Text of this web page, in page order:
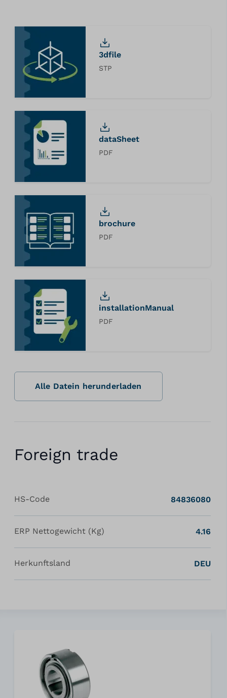
3dfile
STP
dataSheet
PDF
brochure
PDF
installationManual
PDF
Alle Datein herunderladen
Foreign trade
HS-Code 84836080
ERP Nettogewicht (Kg) 4.16
Herkunftsland DEU